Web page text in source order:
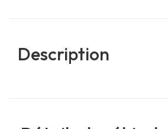
Description